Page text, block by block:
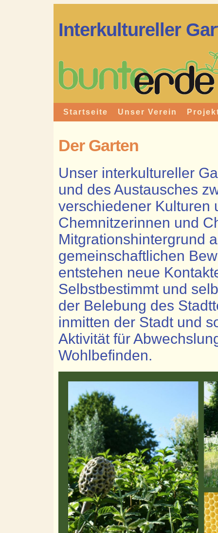
Interkultureller
Startseite Unser Verein
Der Garten
Unser interkultureller
und des Austausches
verschiedener Kulturen
Chemnitzerinnen und
Mitgrationshintergrund
gemeinschaftlichen
entstehen neue
Selbstbestimmt und
der Belebung des
inmitten der Stadt und
Aktivität für
Wohlbefinden.